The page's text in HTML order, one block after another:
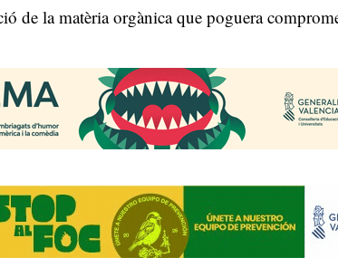
de la matèria orgànica que poguera